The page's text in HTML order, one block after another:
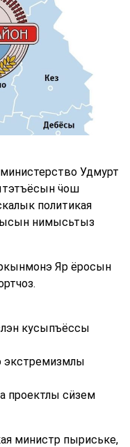
Удмурт
ӵош
политикая
нимысьтыз
Яр ёросын
кусыпъёссы
экстремизмлы
проектлы сӥзем
министр пыриське,